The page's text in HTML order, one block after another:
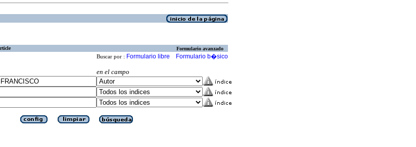
Formulario avanzado
Buscar por : Formulario libre Formulario b�sico
en el campo